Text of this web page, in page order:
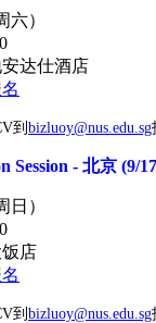
六）
安达仕酒店
到 bizluoy@nus.edu.sg
Session - 北京 (9/
日）
店
到 bizluoy@nus.edu.sg